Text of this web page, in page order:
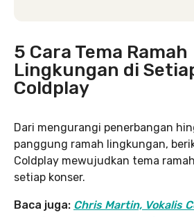
5 Cara Tema Ramah
Lingkungan di
Coldplay
Dari mengurangi penerbangan
panggung ramah lingkungan,
Coldplay mewujudkan tema
setiap konser.
Baca juga: Chris Martin, Vokalis